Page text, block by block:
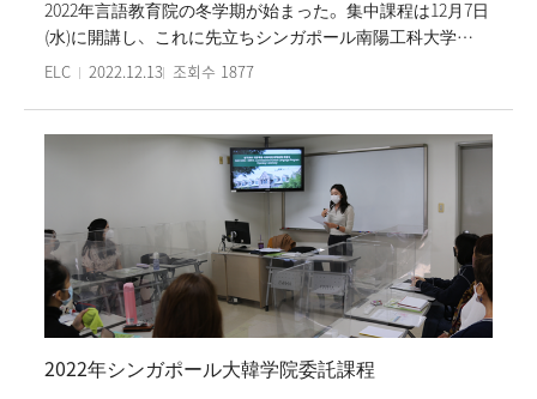
2022年言語教育院の冬学期が始まった。集中課程は12月7日
(水)に開講し、これに先立ちシンガポール南陽工科大学
(NTU)委託課程は12月5日に開講した。韓国語特別課程であ
に始まり、同時に今学期には2月の短期課程も開かれる予定
だ。冬学期も秋学期に続き、距離置き、隔離基準など現行
の新型コロナウイルス感染症の指針を遵守し、全面対面授
業で行われる。また、新入生オリエンテーションとキャン
パスツアーおよび集中課程文化授業と放課後文化活動も集
合で行われる予定だ。冬学期の集中課程は2023年2月16日
(木)に終講する。
ELC 2022.12.13 조회수 1877
2022年シンガポール大韓学院委託課程